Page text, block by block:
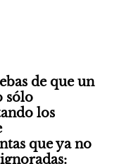
de que un
sólo
los
que ya no